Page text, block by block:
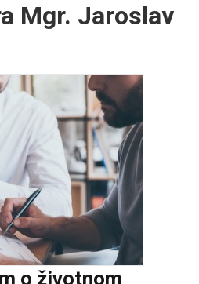
Mgr. Jaroslav
o životnom